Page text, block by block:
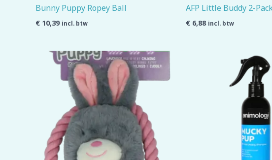
Bunny Puppy Ropey Ball
€ 10,39 incl. btw
AFP Little Buddy 2-
€ 6,88 incl. btw